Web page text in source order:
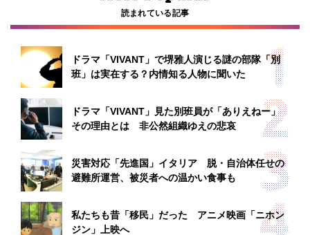
読まれている記事
ドラマ「VIVANT」で堺雅人演じる謎の部隊「別
班」は実在する？内情知る人物に聞いた
ドラマ「VIVANT」見た別班員が「ありえねー」
その理由とは 非公然組織ゆえの悲哀
災害対応「先進国」イタリア 脱・自治体任せの
避難所運営、被災者への温かい食事も
私たちも昔「移民」だった アニメ映画「ニホン
ジン」上映へ